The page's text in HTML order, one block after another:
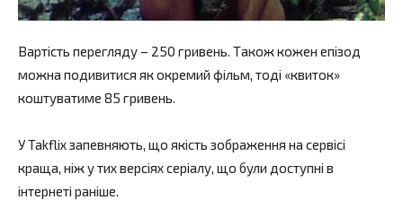
Вартість перегляду – 250 гривень. Також кожен епізод
можна подивитися як окремий фільм, тоді «квиток»
коштуватиме 85 гривень.
У Takflix запевняють, що якість зображення на сервісі
краща, ніж у тих версіях серіалу, що були доступні в
інтернеті раніше.